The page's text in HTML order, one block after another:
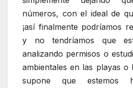
números, con el ideal de
¡así finalmente podríamos
y no tendríamos que
analizando permisos o
ambientales en las playas o
supone que estemos